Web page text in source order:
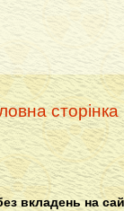
сторінка
вкладень на